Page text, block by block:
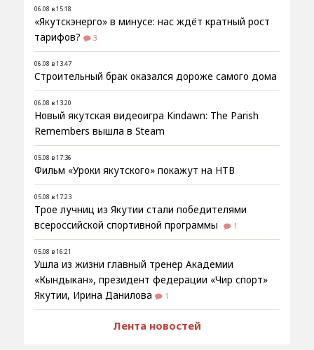
06.08 в 15:18
«Якутскэнерго» в минусе: нас ждёт кратный рост
тарифов?
3
06.08 в 13:47
Строительный брак оказался дороже самого дома
06.08 в 13:20
Новый якутская видеоигра Kindawn: The Parish
Remembers вышла в Steam
05.08 в 17:36
Фильм «Уроки якутского» покажут на НТВ
05.08 в 17:23
Трое лучниц из Якутии стали победителями
всероссийской спортивной программы
1
05.08 в 16:21
Ушла из жизни главный тренер Академии
«Кындыкан», президент федерации «Чир спорт»
Якутии, Ирина Данилова
1
Лента новостей